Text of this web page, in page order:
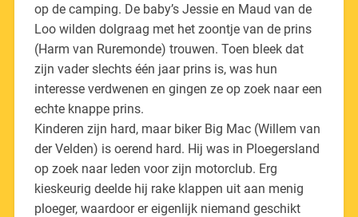
op de camping. De baby’s Jessie en Maud van de
Loo wilden dolgraag met het zoontje van de prins
(Harm van Ruremonde) trouwen. Toen bleek dat
zijn vader slechts één jaar prins is, was hun
interesse verdwenen en gingen ze op zoek naar een
echte knappe prins.
Kinderen zijn hard, maar biker Big Mac (Willem van
der Velden) is oerend hard. Hij was in Ploegersland
op zoek naar leden voor zijn motorclub. Erg
kieskeurig deelde hij rake klappen uit aan menig
ploeger, waardoor er eigenlijk niemand geschikt